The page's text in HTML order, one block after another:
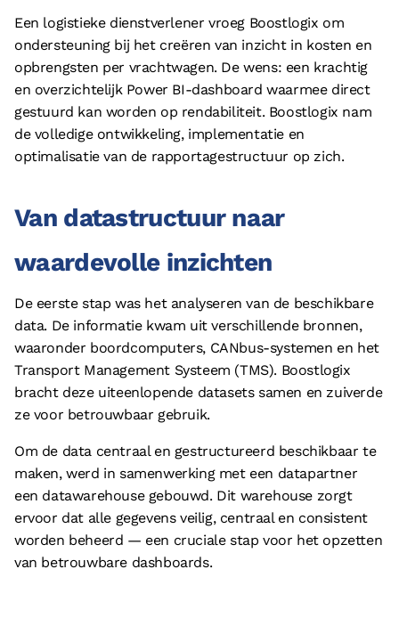
Neem contact op met ons
+31 (0)85 070 5395
info@boostlogix.com
Volg ons op social media
© 2026 - Boostlogix | Logistiek Adviesbureau
Privacy
Disclaimer
Algemene voorwaarden
Cookieverklaring
Een logistieke dienstverlener vroeg Boostlogix om
ondersteuning bij het creëren van inzicht in kosten en
opbrengsten per vrachtwagen. De wens: een krachtig
en overzichtelijk Power BI-dashboard waarmee direct
gestuurd kan worden op rendabiliteit. Boostlogix nam
de volledige ontwikkeling, implementatie en
optimalisatie van de rapportagestructuur op zich.
Van datastructuur naar
waardevolle inzichten
De eerste stap was het analyseren van de beschikbare
data. De informatie kwam uit verschillende bronnen,
waaronder boordcomputers, CANbus-systemen en het
Transport Management Systeem (TMS). Boostlogix
bracht deze uiteenlopende datasets samen en zuiverde
ze voor betrouwbaar gebruik.
Om de data centraal en gestructureerd beschikbaar te
maken, werd in samenwerking met een datapartner
een datawarehouse gebouwd. Dit warehouse zorgt
ervoor dat alle gegevens veilig, centraal en consistent
worden beheerd — een cruciale stap voor het opzetten
van betrouwbare dashboards.